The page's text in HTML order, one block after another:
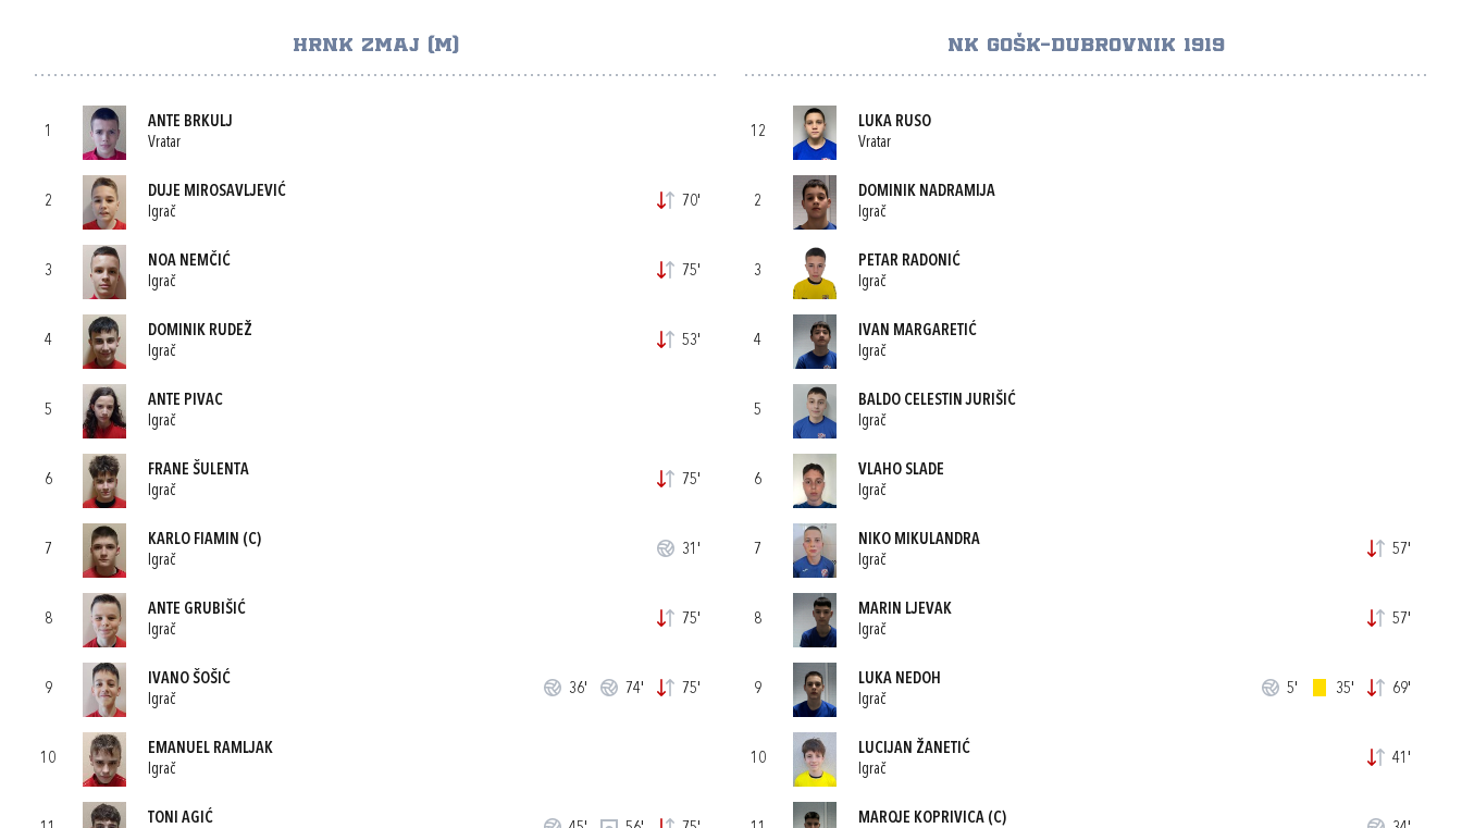
HRNK ZMAJ (M)
1
ANTE BRKULJ
Vratar
2
DUJE MIROSAVLJEVIĆ
Igrač
70'
3
NOA NEMČIĆ
Igrač
75'
4
DOMINIK RUDEŽ
Igrač
53'
5
ANTE PIVAC
Igrač
6
FRANE ŠULENTA
Igrač
75'
7
KARLO FIAMIN (C)
Igrač
31'
8
ANTE GRUBIŠIĆ
Igrač
75'
9
IVANO ŠOŠIĆ
Igrač
36' 74' 75'
10
EMANUEL RAMLJAK
Igrač
TONI AGIĆ
NK GOŠK-DUBROVNIK 1919
12
LUKA RUSO
Vratar
2
DOMINIK NADRAMIJA
Igrač
3
PETAR RADONIĆ
Igrač
4
IVAN MARGARETIĆ
Igrač
5
BALDO CELESTIN JURIŠIĆ
Igrač
6
VLAHO SLADE
Igrač
7
NIKO MIKULANDRA
Igrač
57'
8
MARIN LJEVAK
Igrač
57'
9
LUKA NEDOH
Igrač
5' 35' 69'
10
LUCIJAN ŽANETIĆ
Igrač
41'
MAROJE KOPRIVICA(C)